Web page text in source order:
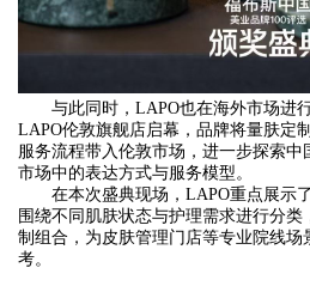
与此同时，LAPO也在海外市场进
LAPO伦敦旗舰店启幕，品牌将量肤定
服务流程带入伦敦市场，进一步探索
市场中的表达方式与服务模型。
在本次盛典现场，LAPO重点展示
围绕不同肌肤状态与护理需求进行分
制组合，为皮肤管理门店等专业院线场
考。